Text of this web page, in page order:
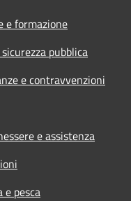
e formazione
pubblica
e contravvenzioni
e assistenza
pesca